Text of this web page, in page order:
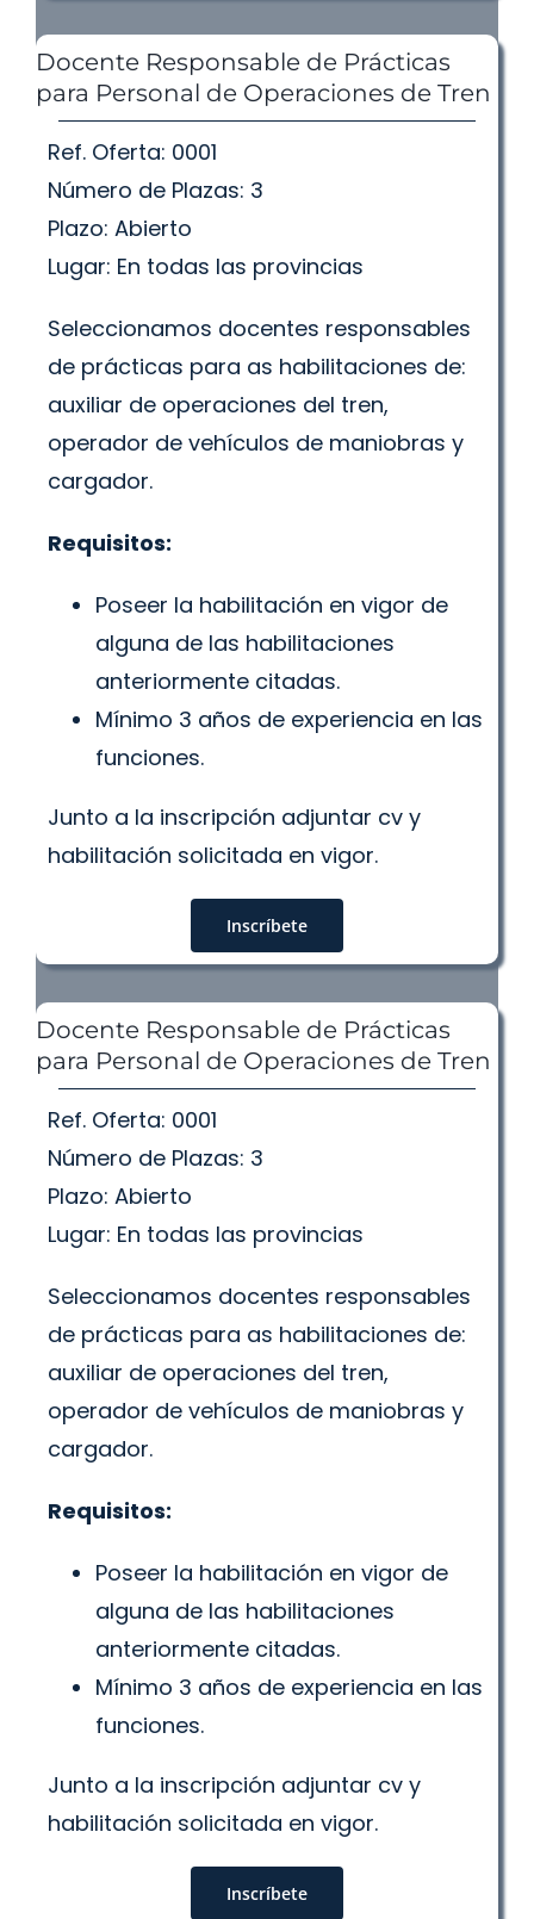
Docente Responsable de Prácticas
para Personal de Operaciones de Tren
Ref. Oferta: 0001
Número de Plazas: 3
Plazo: Abierto
Lugar: En todas las provincias
Seleccionamos docentes responsables
de prácticas para as habilitaciones de:
auxiliar de operaciones del tren,
operador de vehículos de maniobras y
cargador.
Requisitos:
Poseer la habilitación en vigor de
alguna de las habilitaciones
anteriormente citadas.
Mínimo 3 años de experiencia en las
funciones.
Junto a la inscripción adjuntar cv y
habilitación solicitada en vigor.
Inscríbete
Docente Responsable de Prácticas
para Personal de Operaciones de Tren
Ref. Oferta: 0001
Número de Plazas: 3
Plazo: Abierto
Lugar: En todas las provincias
Seleccionamos docentes responsables
de prácticas para as habilitaciones de:
auxiliar de operaciones del tren,
operador de vehículos de maniobras y
cargador.
Requisitos:
Poseer la habilitación en vigor de
alguna de las habilitaciones
anteriormente citadas.
Mínimo 3 años de experiencia en las
funciones.
Junto a la inscripción adjuntar cv y
habilitación solicitada en vigor.
Inscríbete